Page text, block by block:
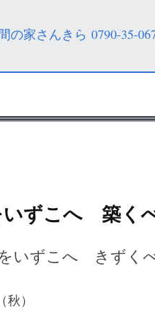
の家さんきら 0790-35-
ずこへ 築く
いずこへ きずく
）